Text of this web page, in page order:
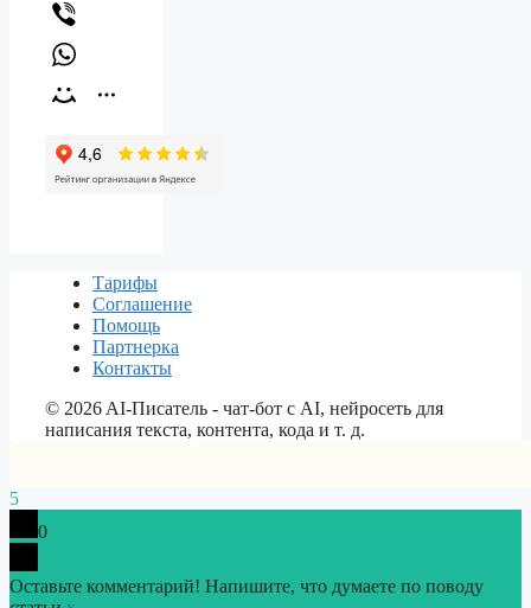
Тарифы
Соглашение
Помощь
Партнерка
Контакты
© 2026 AI-Писатель - чат-бот с AI, нейросеть для
написания текста, контента, кода и т. д.
5
0
Оставьте комментарий! Напишите, что думаете по поводу